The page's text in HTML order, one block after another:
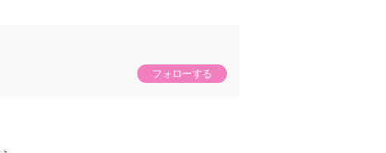
フォローする